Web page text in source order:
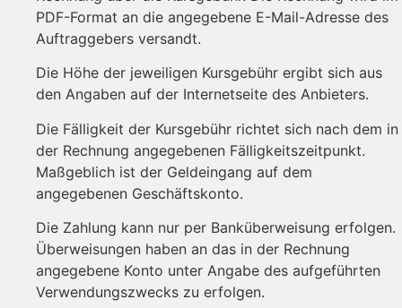
PDF-Format an die angegebene E-Mail-Adresse des
Auftraggebers versandt.
Die Höhe der jeweiligen Kursgebühr ergibt sich aus
den Angaben auf der Internetseite des Anbieters.
Die Fälligkeit der Kursgebühr richtet sich nach dem in
der Rechnung angegebenen Fälligkeitszeitpunkt.
Maßgeblich ist der Geldeingang auf dem
angegebenen Geschäftskonto.
Die Zahlung kann nur per Banküberweisung erfolgen.
Überweisungen haben an das in der Rechnung
angegebene Konto unter Angabe des aufgeführten
Verwendungszwecks zu erfolgen.